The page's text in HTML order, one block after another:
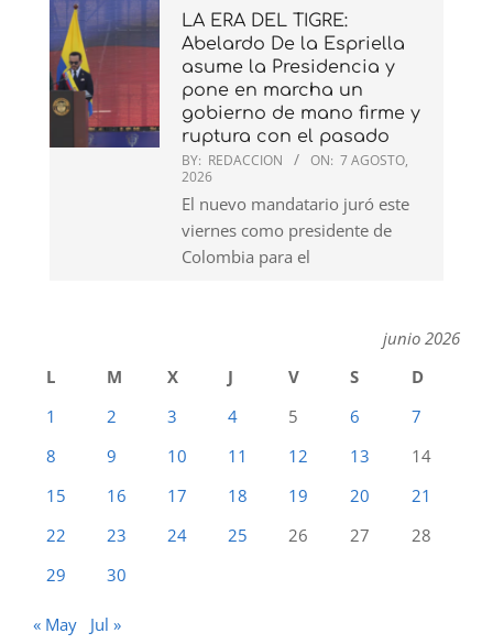
LA ERA DEL TIGRE:
Abelardo De la Espriella
asume la Presidencia y
pone en marcha un
gobierno de mano firme y
ruptura con el pasado
BY: REDACCION ON: 7 AGOSTO,
2026
El nuevo mandatario juró este
viernes como presidente de
Colombia para el
junio 2026
L
M X J V S
D
1
2 3 4 5 6
7
8
9 10 11 12 13
14
15
16 17 18 19 20
21
22
23 24 25 26 27
28
29
30
« May Jul »